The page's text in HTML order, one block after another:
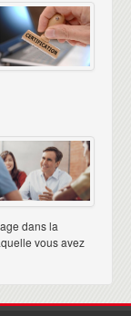
dans la
vous avez